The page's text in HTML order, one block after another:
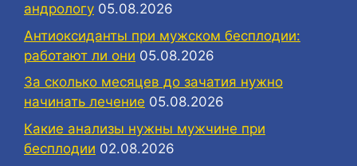
андрологу 05.08.2026
Антиоксиданты при мужском бесплодии:
работают ли они 05.08.2026
За сколько месяцев до зачатия нужно
начинать лечение 05.08.2026
Какие анализы нужны мужчине при
бесплодии 02.08.2026